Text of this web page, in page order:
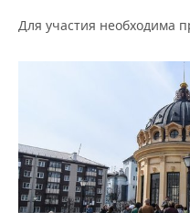
Для участия необходима